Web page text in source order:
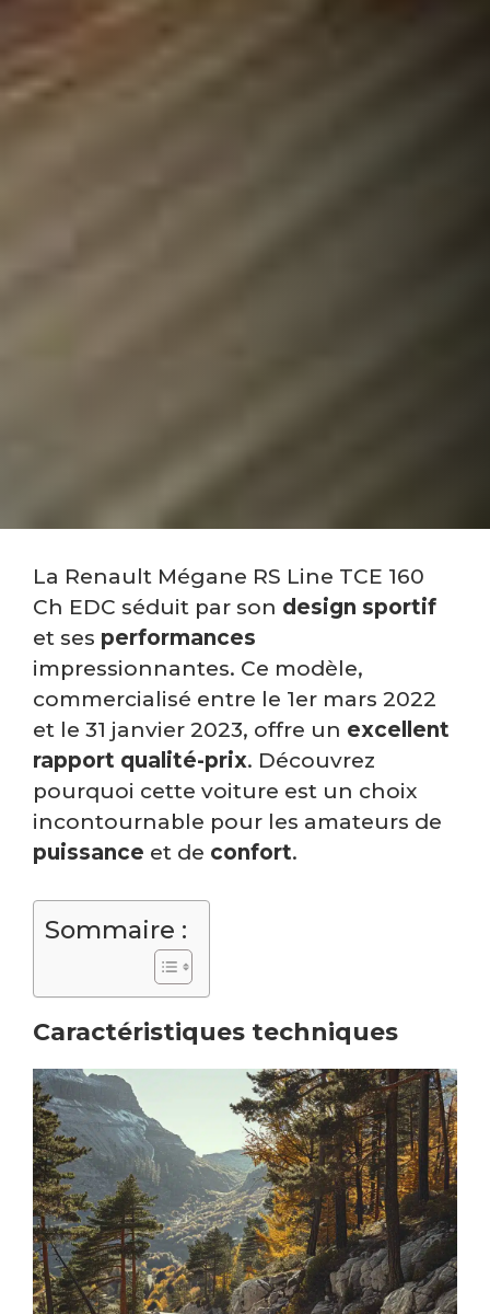
La Renault Mégane RS Line TCE 160
Ch EDC séduit par son design sportif
et ses performances
impressionnantes. Ce modèle,
commercialisé entre le 1er mars 2022
et le 31 janvier 2023, offre un excellent
rapport qualité-prix. Découvrez
pourquoi cette voiture est un choix
incontournable pour les amateurs de
puissance et de confort.
Sommaire :
Caractéristiques techniques